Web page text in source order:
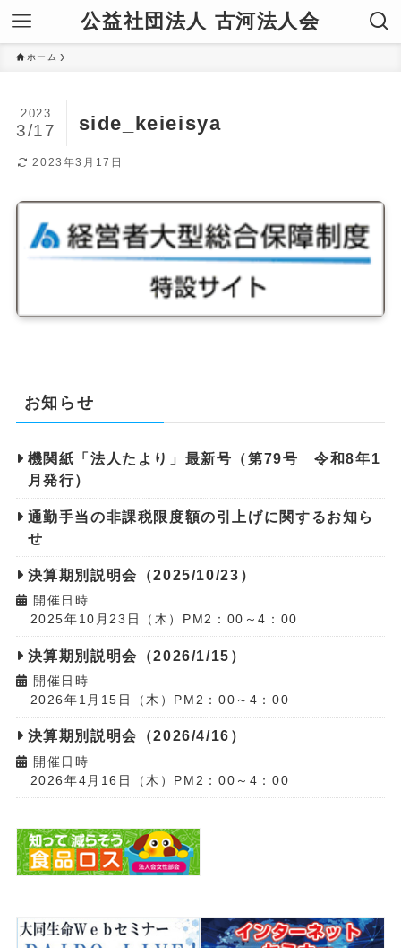
公益社団法人 古河法人会
ホーム
side_keieisya
2023
3/17
2023年3月17日
お知らせ
機関紙「法人たより」最新号（第79号 令和8年1
月発行）
通勤手当の非課税限度額の引上げに関するお知ら
せ
決算期別説明会（2025/10/23）
開催日時
2025年10月23日（木）PM2：00～4：00
決算期別説明会（2026/1/15）
開催日時
2026年1月15日（木）PM2：00～4：00
決算期別説明会（2026/4/16）
開催日時
2026年4月16日（木）PM2：00～4：00